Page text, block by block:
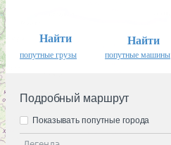
Найти
попутные грузы
Найти
попутные машины
Подробный маршрут
Показывать попутные города